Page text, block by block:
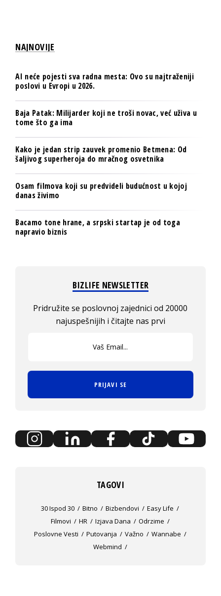
NAJNOVIJE
AI neće pojesti sva radna mesta: Ovo su najtraženiji
poslovi u Evropi u 2026.
Baja Patak: Milijarder koji ne troši novac, već uživa u
tome što ga ima
Kako je jedan strip zauvek promenio Betmena: Od
šaljivog superheroja do mračnog osvetnika
Osam filmova koji su predvideli budućnost u kojoj
danas živimo
Bacamo tone hrane, a srpski startap je od toga
napravio biznis
BIZLIFE NEWSLETTER
Pridružite se poslovnoj zajednici od 20000
najuspešnijih i čitajte nas prvi
PRIJAVI SE
TAGOVI
30 Ispod 30 Bitno Bizbendovi
Easy Life
Filmovi
HR Izjava Dana
Odrzime
Poslovne Vesti
Putovanja Važno
Wannabe
Webmind